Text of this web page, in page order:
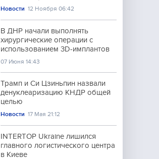
Новости 12 Ноября 06:42
В ДНР начали выполнять
хирургические операции с
использованием 3D-имплантов
07 Июня 14:43
Трамп и Си Цзиньпин назвали
денуклеаризацию КНДР общей
целью
Новости 17 Мая 21:12
INTERTOP Ukraine лишился
главного логистического центра
в Киеве